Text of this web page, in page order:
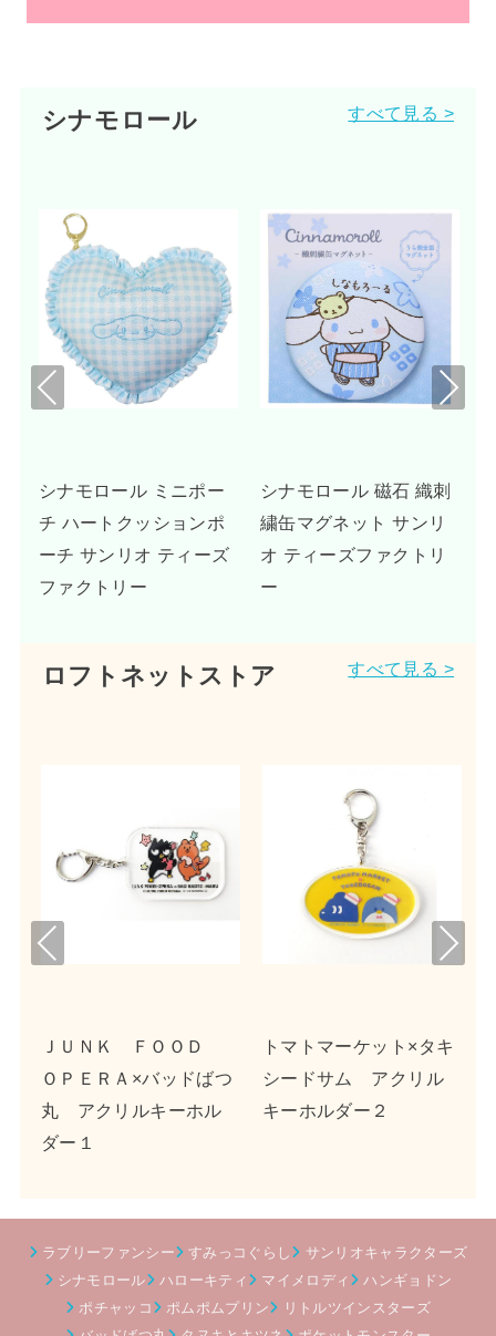
シナモロール すべて見る >
シナモロール ミニポー
チ ハートクッションポ
ーチ サンリオ ティーズ
ファクトリー
シナモロール 磁石 織刺
繍缶マグネット サンリ
オ ティーズファクトリ
ー
Pre
Nex
ロフトネットストア すべて見る >
ＪＵＮＫ ＦＯＯＤ
ＯＰＥＲＡ×バッドばつ
丸 アクリルキーホル
ダー１
トマトマーケット×タキ
シードサム アクリル
キーホルダー２
Pre
Nex
ラブリーファンシー すみっコぐらし
サンリオキャラクターズ
シナモロール
ハローキティ マイメロディ
ハンギョドン
ポチャッコ
ポムポムプリン
リトルツインスターズ